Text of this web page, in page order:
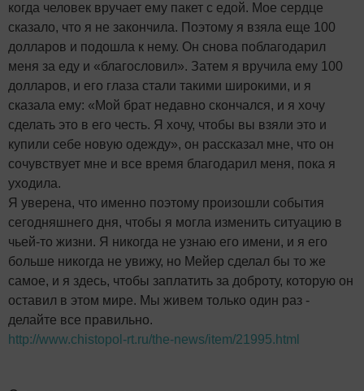
когда человек вручает ему пакет с едой. Мое сердце
сказало, что я не закончила. Поэтому я взяла еще 100
долларов и подошла к нему. Он снова поблагодарил
меня за еду и «благословил». Затем я вручила ему 100
долларов, и его глаза стали такими широкими, и я
сказала ему: «Мой брат недавно скончался, и я хочу
сделать это в его честь. Я хочу, чтобы вы взяли это и
купили себе новую одежду», он рассказал мне, что он
сочувствует мне и все время благодарил меня, пока я
уходила.
Я уверена, что именно поэтому произошли события
сегодняшнего дня, чтобы я могла изменить ситуацию в
чьей-то жизни. Я никогда не узнаю его имени, и я его
больше никогда не увижу, но Мейер сделал бы то же
самое, и я здесь, чтобы заплатить за доброту, которую он
оставил в этом мире. Мы живем только один раз -
делайте все правильно.
http://www.chistopol-rt.ru/the-news/item/21995.html